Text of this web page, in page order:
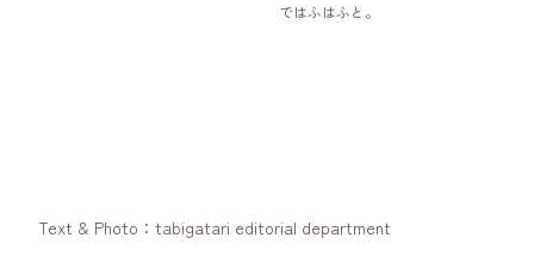
ではふはふと。
Text & Photo：tabigatari editorial department